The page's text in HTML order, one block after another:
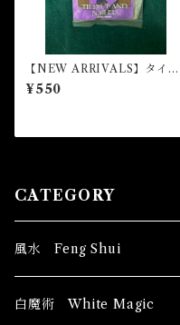
【NEW ARRIVALS】タイ
ド・アップアンドネイル マ
ジカルパウダー・魔女パウダ
¥550
CATEGORY
風水 Feng Shui
ブッダ Buddha
白魔術 White Magic